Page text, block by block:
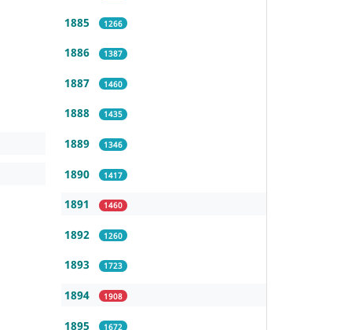
1885 1266
1886 1387
1887 1460
1888 1435
1889 1346
1890 1417
1891 1460
1892 1260
1893 1723
1894 1908
1895 1672